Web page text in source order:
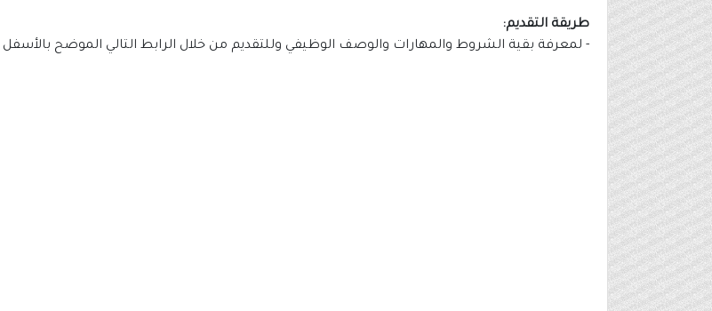
طريقة التقديم:
- لمعرفة بقية الشروط والمهارات والوصف الوظيفي وللتقديم من خلال الرابط التالي الموضح بالأسفل